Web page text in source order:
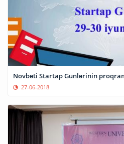
Növbəti Startap Günlərinin
27-06-2018